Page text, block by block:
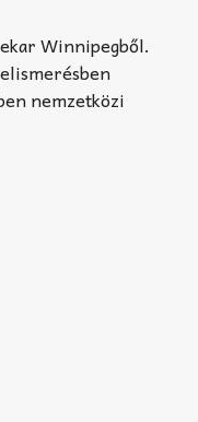
Winnipegből.
nemzetközi